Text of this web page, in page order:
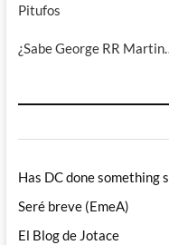
Pitufos
¿Sabe George RR
Has DC done something
Seré breve (EmeA)
El Blog de Jotace